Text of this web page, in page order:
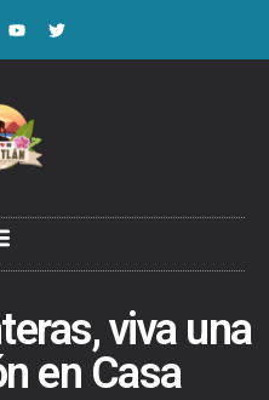
viva una
en Casa